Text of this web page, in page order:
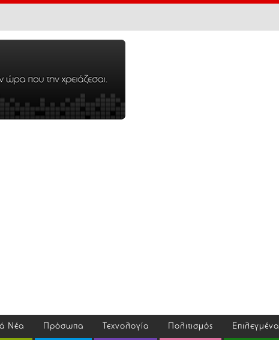
Νέα Πρόσωπα Τεχνολογία Πολιτισμός Επιλεγμένα